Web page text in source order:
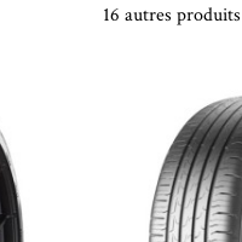
16 autres